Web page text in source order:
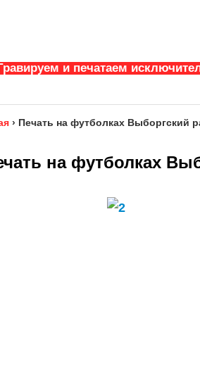
и печатаем
› Печать на футболках Выборгский
на футболках